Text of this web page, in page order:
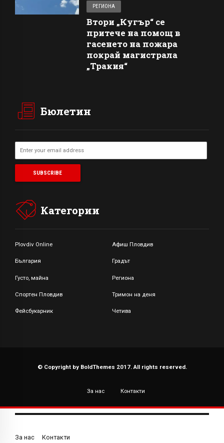
РЕГИОНА
Втори „Кугър“ се
притече на помощ в
гасенето на пожара
покрай магистрала
„Тракия“
Бюлетин
Категории
Plovdiv Online Афиш Пловдив
България Градът
Густо, майна Региона
Спортен Пловдив Тримон на деня
Фейсбукарник Четива
© Copyright by BoldThemes 2017. All rights reserved.
За нас Контакти
За нас Контакти